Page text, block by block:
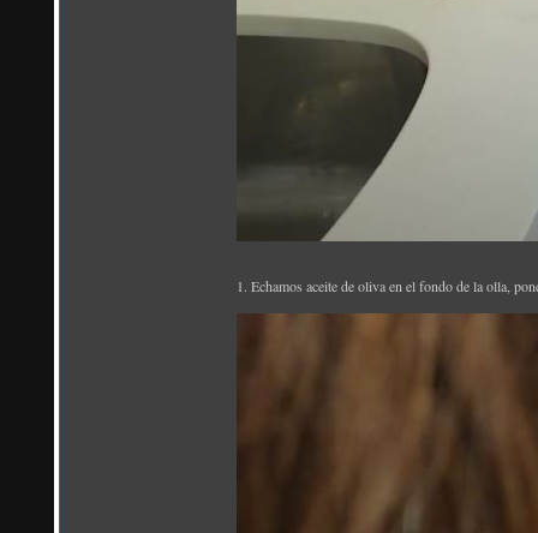
1. Echamos aceite de oliva en el fondo de la olla,